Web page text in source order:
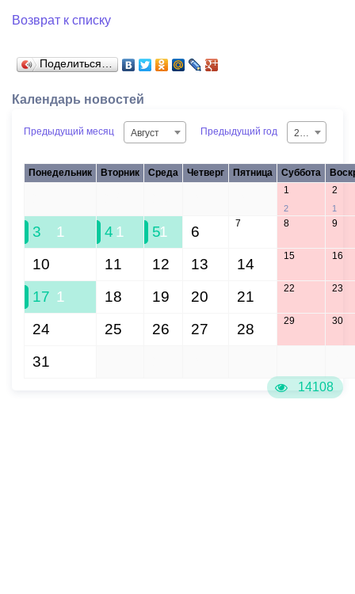
14108
Возврат к списку
Поделиться…
Календарь новостей
Предыдущий месяц Август Предыдущий год 2026
Понедельник Вторник Среда Четверг Пятница Суббота
1
2
2
1
3 1 4 1 51 6 7 8 9
10 11 12 13 14 15 16
17 1 18 19 20 21 22 23
24 25 26 27 28 29 30
31